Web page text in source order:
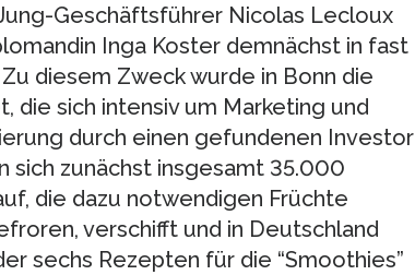
Geschäftsführer Nicolas Lecloux
Inga Koster demnächst in fast
diesem Zweck wurde in Bonn die
die sich intensiv um Marketing und
durch einen gefundenen Investor
sich zunächst insgesamt 35.000
die dazu notwendigen Früchte
verschifft und in Deutschland
sechs Rezepten für die “Smoothies”